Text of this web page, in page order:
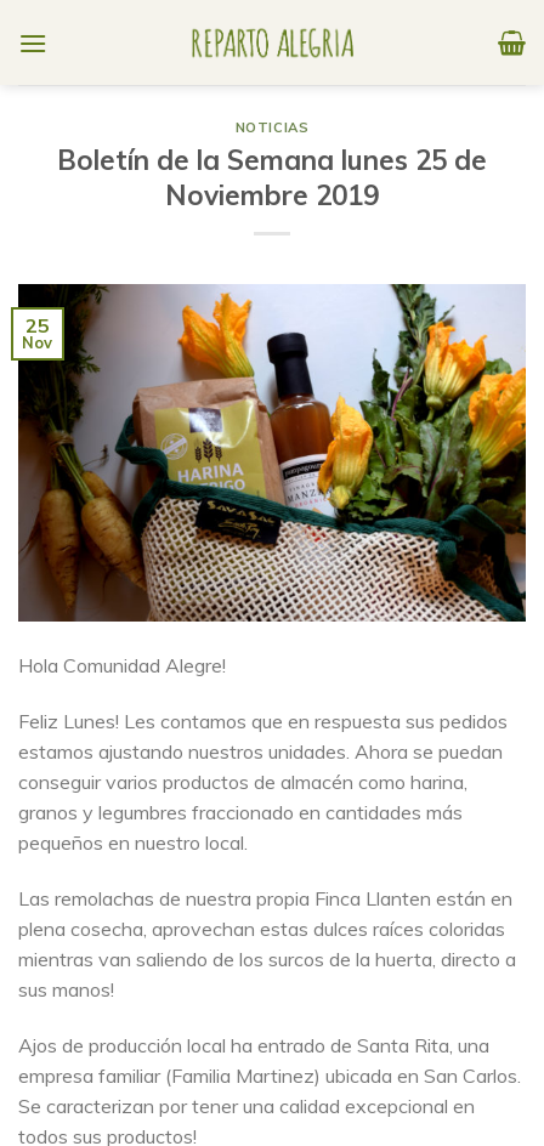
NOTICIAS
Boletín de la Semana lunes 25 de
Noviembre 2019
25
Nov
Hola Comunidad Alegre!
Feliz Lunes! Les contamos que en respuesta sus pedidos
estamos ajustando nuestros unidades. Ahora se puedan
conseguir varios productos de almacén como harina,
granos y legumbres fraccionado en cantidades más
pequeños en nuestro local.
Las remolachas de nuestra propia Finca Llanten están en
plena cosecha, aprovechan estas dulces raíces coloridas
mientras van saliendo de los surcos de la huerta, directo a
sus manos!
Ajos de producción local ha entrado de Santa Rita, una
empresa familiar (Familia Martinez) ubicada en San Carlos.
Se caracterizan por tener una calidad excepcional en
todos sus productos!